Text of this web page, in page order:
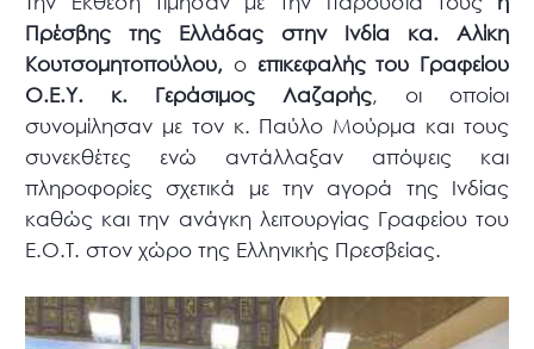
Πρέσβης της Ελλάδας στην Ινδία κα. Αλίκη
Κουτσομητοπούλου, ο επικεφαλής του Γραφείου
Ο.Ε.Υ. κ. Γεράσιμος Λαζαρής, οι οποίοι
συνομίλησαν με τον κ. Παύλο Μούρμα και τους
συνεκθέτες ενώ αντάλλαξαν απόψεις και
πληροφορίες σχετικά με την αγορά της Ινδίας
καθώς και την ανάγκη λειτουργίας Γραφείου του
Ε.Ο.Τ. στον χώρο της Ελληνικής Πρεσβείας.